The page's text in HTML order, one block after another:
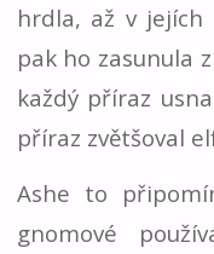
hrdla, až v jejích
pak ho zasunula
každý příraz
příraz zvětšoval
Ashe to
gnomové